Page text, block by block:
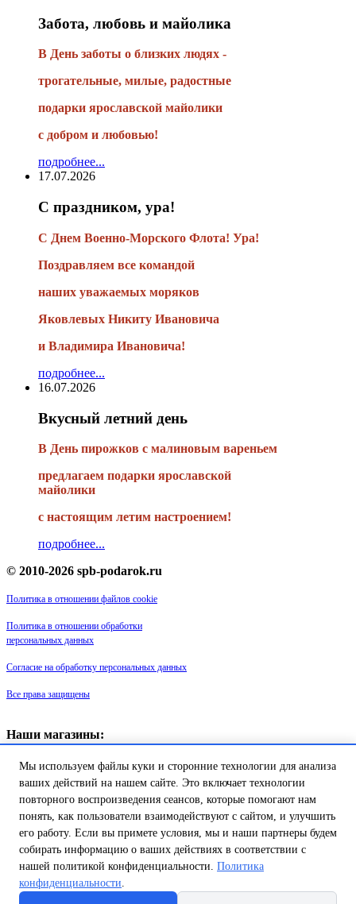
Забота, любовь и майолика
В День заботы о близких людях -
трогательные, милые, радостные
подарки ярославской майолики
с добром и любовью!
подробнее...
17.07.2026
С праздником, ура!
С Днем Военно-Морского Флота! Ура!
Поздравляем все командой
наших уважаемых моряков
Яковлевых Никиту Ивановича
и Владимира Ивановича!
подробнее...
16.07.2026
Вкусный летний день
В День пирожков с малиновым вареньем
предлагаем подарки ярославской
майолики
с настоящим летим настроением!
подробнее...
© 2010-2026 spb-podarok.ru
Политика в отношении файлов cookie
Политика в отношении обработки
персональных данных
Согласие на обработку персональных данных
Все права защищены
Наши магазины:
ДК им. Крупской, 1 этаж зал «Синий»
Магазин «Сувенир Кронштадта» - г. Кронштадт, ул. Петровская дом
16/2
Товар успешно добавлен в
корзину!
Мы используем файлы куки и сторонние технологии для анализа
ваших действий на нашем сайте. Это включает технологии
повторного воспроизведения сеансов, которые помогают нам
понять, как пользователи взаимодействуют с сайтом, и улучшить
его работу. Если вы примете условия, мы и наши партнеры будем
собирать информацию о ваших действиях в соответствии с
нашей политикой конфиденциальности. Политика
конфиденциальности.